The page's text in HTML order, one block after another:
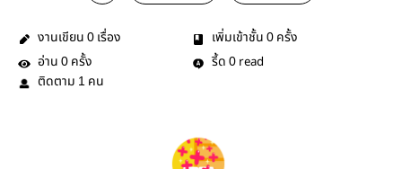
งานเขียน 0 เรื่อง เพิ่มเข้าชั้น 0 ครั้ง
อ่าน 0 ครั้ง รี้ด 0 read
ติดตาม 1 คน